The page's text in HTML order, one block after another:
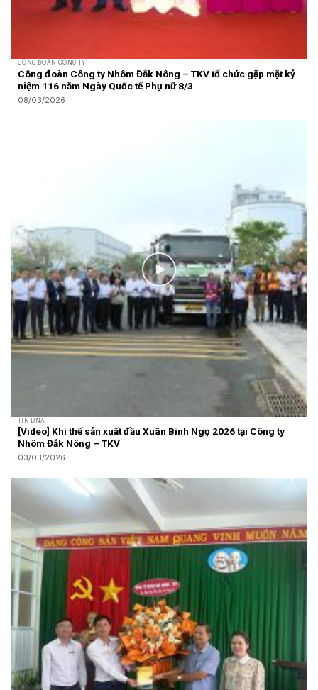
CÔNG ĐOÀN CÔNG TY
Công đoàn Công ty Nhôm Đắk Nông – TKV tổ chức gặp mặt kỷ
niệm 116 năm Ngày Quốc tế Phụ nữ 8/3
08/03/2026
TIN DNA
[Video] Khí thế sản xuất đầu Xuân Bính Ngọ 2026 tại Công ty
Nhôm Đắk Nông – TKV
03/03/2026